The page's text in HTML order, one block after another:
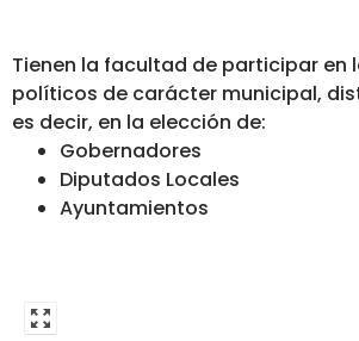
Tienen la facultad de participar en
políticos de carácter municipal,
es decir, en la elección de:
Gobernadores
Diputados Locales
Ayuntamientos